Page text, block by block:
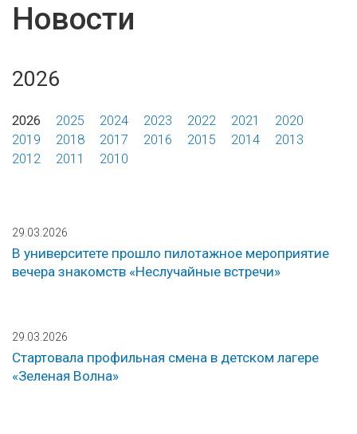
Новости
2026
2026 2025 2024 2023 2022 2021
2020
2019
2018 2017 2016 2015 2014
2013
2012
2011 2010
29.03.2026
В университете прошло пилотажное мероприятие
вечера знакомств «Неслучайные встречи»
29.03.2026
Стартовала профильная смена в детском лагере
«Зеленая Волна»